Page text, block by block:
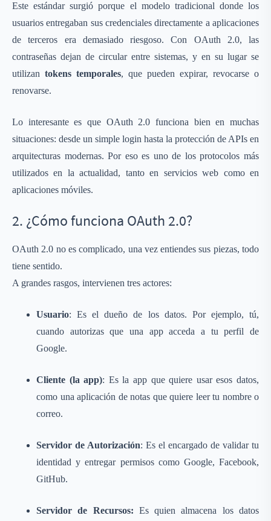
Este estándar surgió porque el modelo tradicional donde los
usuarios entregaban sus credenciales directamente a aplicaciones
de terceros era demasiado riesgoso. Con OAuth 2.0, las
contraseñas dejan de circular entre sistemas, y en su lugar se
utilizan tokens temporales, que pueden expirar, revocarse o
renovarse.
Lo interesante es que OAuth 2.0 funciona bien en muchas
situaciones: desde un simple login hasta la protección de APIs en
arquitecturas modernas. Por eso es uno de los protocolos más
utilizados en la actualidad, tanto en servicios web como en
aplicaciones móviles.
2. ¿Cómo funciona OAuth 2.0?
OAuth 2.0 no es complicado, una vez entiendes sus piezas, todo
tiene sentido.
A grandes rasgos, intervienen tres actores:
Usuario: Es el dueño de los datos. Por ejemplo, tú,
cuando autorizas que una app acceda a tu perfil de
Google.
Cliente (la app): Es la app que quiere usar esos datos,
como una aplicación de notas que quiere leer tu nombre o
correo.
Servidor de Autorización: Es el encargado de validar tu
identidad y entregar permisos como Google, Facebook,
GitHub.
Servidor de Recursos: Es quien almacena los datos